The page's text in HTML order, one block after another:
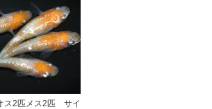
ス2匹メス2匹 サイ